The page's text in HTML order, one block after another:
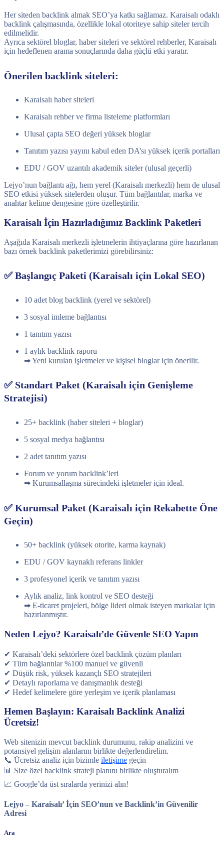
Her siteden backlink almak SEO’ya katkı sağlamaz. Karaisalı odaklı
backlink çalışmasında, özellikle lokal otoriteye sahip siteler tercih
edilmelidir.
Ayrıca sektörel bloglar, haber siteleri ve sektörel rehberler, Karaisalı
için hedeflenen arama sonuçlarında daha güçlü etki yaratır.
Önerilen backlink siteleri:
Karaisalı haber siteleri
Karaisalı rehber ve firma listeleme platformları
Ulusal çapta SEO değeri yüksek bloglar
Tanıtım yazısı yayını kabul eden DA’sı yüksek içerik portalları
EDU / GOV uzantılı akademik siteler (ulusal geçerli)
Lejyo’nun bağlantı ağı, hem yerel (Karaisalı merkezli) hem de ulusal
SEO etkisi yüksek sitelerden oluşur. Tüm bağlantılar, marka ve
anahtar kelime dengesine göre özelleştirilir.
Karaisalı İçin Hazırladığımız Backlink Paketleri
Aşağıda Karaisalı merkezli işletmelerin ihtiyaçlarına göre hazırlanan
bazı örnek backlink paketlerimizi görebilirsiniz:
✅ Başlangıç Paketi (Karaisalı için Lokal SEO)
10 adet blog backlink (yerel ve sektörel)
3 sosyal imleme bağlantısı
1 tanıtım yazısı
1 aylık backlink raporu
➡ Yeni kurulan işletmeler ve kişisel bloglar için önerilir.
✅ Standart Paket (Karaisalı için Genişleme
Stratejisi)
25+ backlink (haber siteleri + bloglar)
5 sosyal medya bağlantısı
2 adet tanıtım yazısı
Forum ve yorum backlink’leri
➡ Kurumsallaşma sürecindeki işletmeler için ideal.
✅ Kurumsal Paket (Karaisalı için Rekabette Öne
Geçin)
50+ backlink (yüksek otorite, karma kaynak)
EDU / GOV kaynaklı referans linkler
3 profesyonel içerik ve tanıtım yazısı
Aylık analiz, link kontrol ve SEO desteği
➡ E-ticaret projeleri, bölge lideri olmak isteyen markalar için
hazırlanmıştır.
Neden Lejyo? Karaisalı’de Güvenle SEO Yapın
✔ Karaisalı’deki sektörlere özel backlink çözüm planları
✔ Tüm bağlantılar %100 manuel ve güvenli
✔ Düşük risk, yüksek kazançlı SEO stratejileri
✔ Detaylı raporlama ve danışmanlık desteği
✔ Hedef kelimelere göre yerleşim ve içerik planlaması
Hemen Başlayın: Karaisalı Backlink Analizi
Ücretsiz!
Web sitenizin mevcut backlink durumunu, rakip analizini ve
potansiyel gelişim alanlarını birlikte değerlendirelim.
📞 Ücretsiz analiz için bizimle iletişime geçin
📊 Size özel backlink strateji planını birlikte oluşturalım
📈 Google’da üst sıralarda yerinizi alın!
Lejyo – Karaisalı’ İçin SEO’nun ve Backlink’in Güvenilir
Adresi
Ara